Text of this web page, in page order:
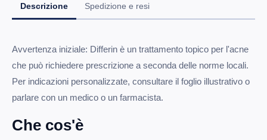
Descrizione Spedizione e resi
Avvertenza iniziale: Differin è un trattamento topico per l'acne
che può richiedere prescrizione a seconda delle norme locali.
Per indicazioni personalizzate, consultare il foglio illustrativo o
parlare con un medico o un farmacista.
Che cos'è